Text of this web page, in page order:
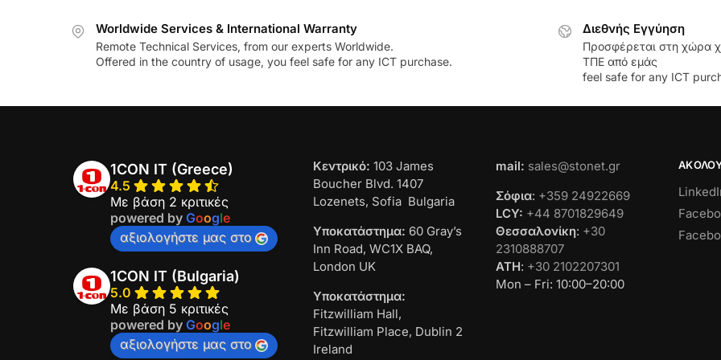
Worldwide Services & International Warranty
Remote Technical Services, from our experts Worldwide.
Offered in the country of usage, you feel safe for any ICT purchase.
Διεθνής Εγγύηση
Προσφέρεται στη χώρα
ΤΠΕ από εμάς
feel safe for any ICT
1CON IT (Greece)
4.5
Με βάση 2 κριτικές
powered by Google
αξιολογήστε μας στο
1CON IT (Bulgaria)
5.0
Με βάση 5 κριτικές
powered by Google
αξιολογήστε μας στο
Κεντρικό: 103 James
Boucher Blvd. 1407
Lozenets, Sofia Bulgaria
Υποκατάστημα: 60 Gray’s
Inn Road, WC1X BAQ,
London UK
Υποκατάστημα:
Fitzwilliam Hall,
Fitzwilliam Place, Dublin 2
Ireland
mail: sales@stonet.gr
Σόφια: +359 24922669
LCY: +44 8701829649
Θεσσαλονίκη: +30
2310888707
ATH: +30 2102207301
Mon – Fri: 10:00–20:00